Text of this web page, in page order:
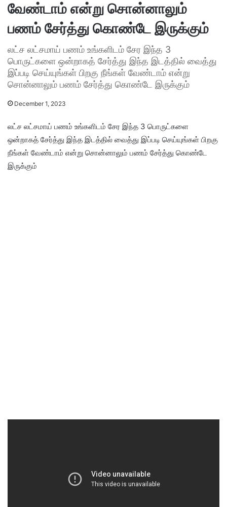
வேண்டாம் என்று சொன்னாலும்
பணம் சேர்த்து கொண்டே இருக்கும்
லட்ச லட்சமாய் பணம் உங்களிடம் சேர இந்த 3
பொருட்களை ஒன்றாகத் சேர்த்து இந்த இடத்தில் வைத்து
இப்படி செய்யுங்கள் பிறகு நீங்கள் வேண்டாம் என்று
சொன்னாலும் பணம் சேர்த்து கொண்டே இருக்கும்
December 1, 2023
லட்ச லட்சமாய் பணம் உங்களிடம் சேர இந்த 3 பொருட்களை
ஒன்றாகத் சேர்த்து இந்த இடத்தில் வைத்து இப்படி செய்யுங்கள் பிறகு
நீங்கள் வேண்டாம் என்று சொன்னாலும் பணம் சேர்த்து கொண்டே
இருக்கும்